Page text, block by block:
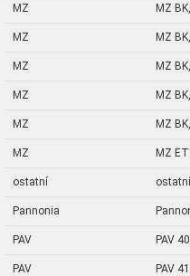
MZ MZ
MZ MZ
MZ MZ
MZ MZ
MZ MZ
MZ MZ
ostatní ostatní
Pannonia
PAV PAV 40
PAV PAV 41